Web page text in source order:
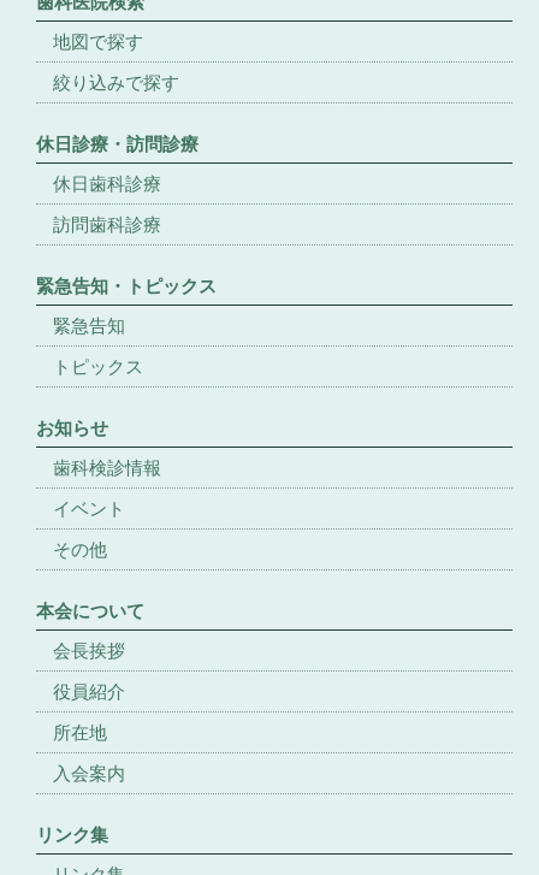
地図で探す
絞り込みで探す
休日診療・訪問診療
休日歯科診療
訪問歯科診療
緊急告知・トピックス
緊急告知
トピックス
お知らせ
歯科検診情報
イベント
その他
本会について
会長挨拶
役員紹介
所在地
入会案内
リンク集